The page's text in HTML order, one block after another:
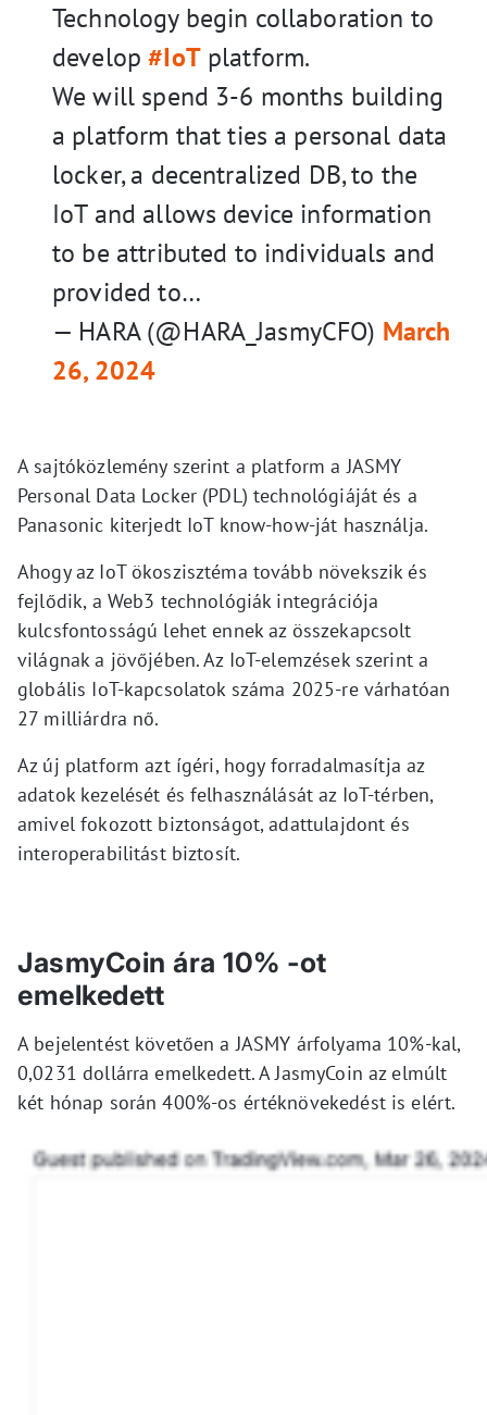
Technology begin collaboration to
develop#IoTplatform.
We will spend 3-6 months building
a platform that ties a personal data
locker, a decentralized DB, to the
IoT and allows device information
to be attributed to individuals and
provided to…
— HARA (@HARA_JasmyCFO) March
26, 2024
A sajtóközlemény szerint a platform a JASMY
Personal Data Locker (PDL) technológiáját és a
Panasonic kiterjedt IoT know-how-ját használja.
Ahogy az IoT ökoszisztéma tovább növekszik és
fejlődik, a Web3 technológiák integrációja
kulcsfontosságú lehet ennek az összekapcsolt
világnak a jövőjében. Az IoT-elemzések szerint a
globális IoT-kapcsolatok száma 2025-re várhatóan
27 milliárdra nő.
Az új platform azt ígéri, hogy forradalmasítja az
adatok kezelését és felhasználását az IoT-térben,
amivel fokozott biztonságot, adattulajdont és
interoperabilitást biztosít.
JasmyCoin ára 10% -ot
emelkedett
A bejelentést követően a JASMY árfolyama 10%-kal,
0,0231 dollárra emelkedett. A JasmyCoin az elmúlt
két hónap során 400%-os értéknövekedést is elért.